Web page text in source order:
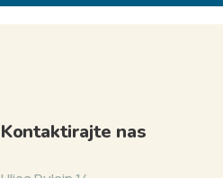
Kontaktirajte nas